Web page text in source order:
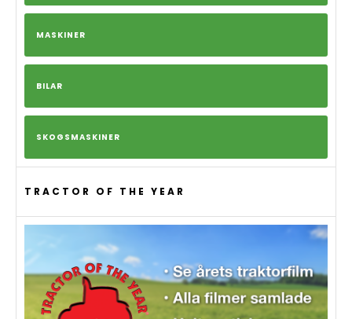
MASKINER
BILAR
SKOGSMASKINER
TRACTOR OF THE YEAR